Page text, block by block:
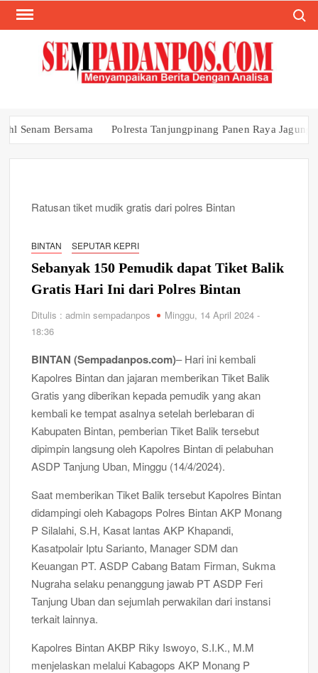
Skip
Bersama Polresta Tanjungpinang Panen Raya Jagung Kuartal
Ratusan tiket mudik gratis dari polres Bintan
BINTAN SEPUTAR KEPRI
Sebanyak 150 Pemudik dapat Tiket Balik
Gratis Hari Ini dari Polres Bintan
Ditulis : admin sempadanpos
Minggu, 14 April 2024 -
18:36
BINTAN (Sempadanpos.com)– Hari ini kembali
Kapolres Bintan dan jajaran memberikan Tiket Balik
Gratis yang diberikan kepada pemudik yang akan
kembali ke tempat asalnya setelah berlebaran di
Kabupaten Bintan, pemberian Tiket Balik tersebut
dipimpin langsung oleh Kapolres Bintan di pelabuhan
ASDP Tanjung Uban, Minggu (14/4/2024).
Saat memberikan Tiket Balik tersebut Kapolres Bintan
didampingi oleh Kabagops Polres Bintan AKP Monang
P Silalahi, S.H, Kasat lantas AKP Khapandi,
Kasatpolair Iptu Sarianto, Manager SDM dan
Keuangan PT. ASDP Cabang Batam Firman, Sukma
Nugraha selaku penanggung jawab PT ASDP Feri
Tanjung Uban dan sejumlah perwakilan dari instansi
terkait lainnya.
Kapolres Bintan AKBP Riky Iswoyo, S.I.K., M.M
menjelaskan melalui Kabagops AKP Monang P